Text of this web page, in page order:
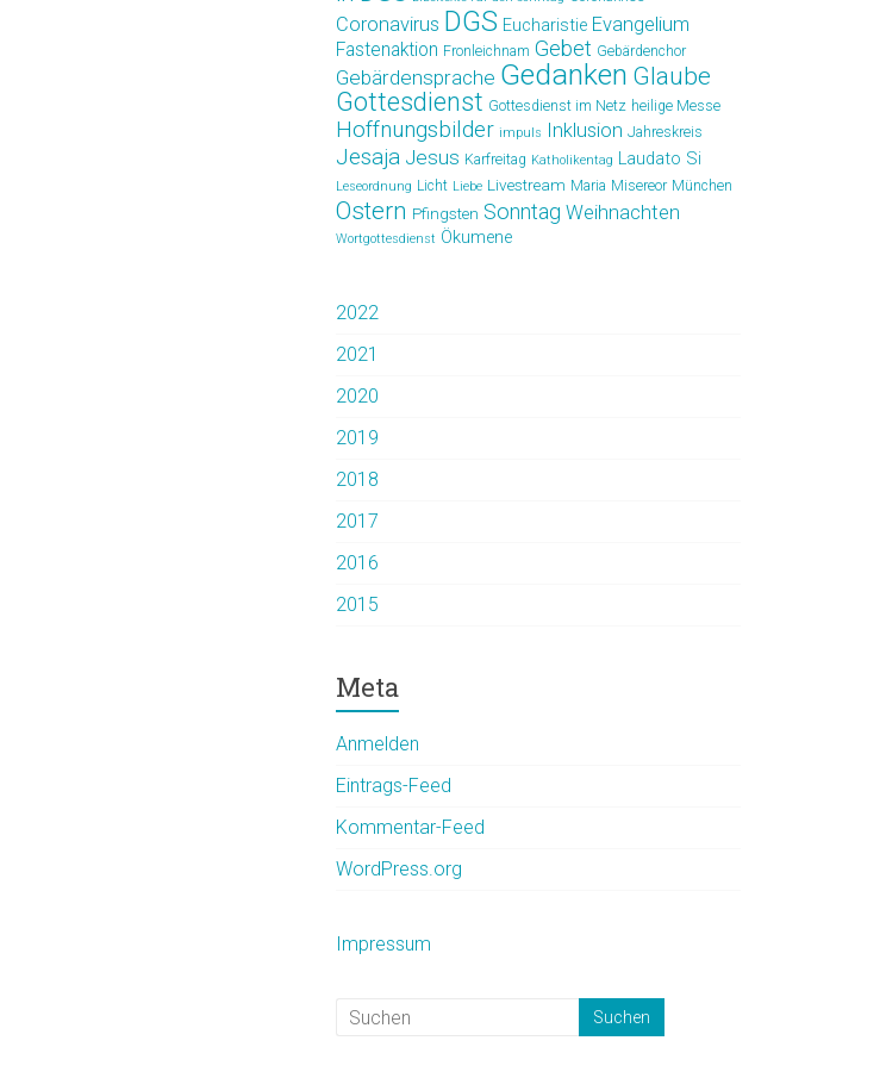
Coronavirus DGS Eucharistie Evangelium
Fastenaktion Fronleichnam Gebet Gebärdenchor
Gebärdensprache Gedanken Glaube
Gottesdienst Gottesdienst im Netz heilige Messe
Hoffnungsbilder impuls Inklusion Jahreskreis
Jesaja Jesus Karfreitag Katholikentag Laudato Si
Leseordnung Licht Liebe Livestream Maria Misereor München
Ostern Pfingsten Sonntag Weihnachten
Wortgottesdienst Ökumene
2022
2021
2020
2019
2018
2017
2016
2015
Meta
Anmelden
Eintrags-Feed
Kommentar-Feed
WordPress.org
Impressum